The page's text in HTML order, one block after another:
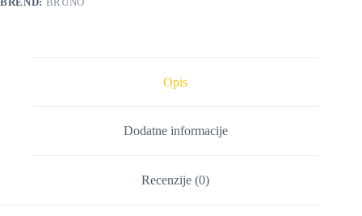
Opis
Dodatne informacije
Recenzije (0)